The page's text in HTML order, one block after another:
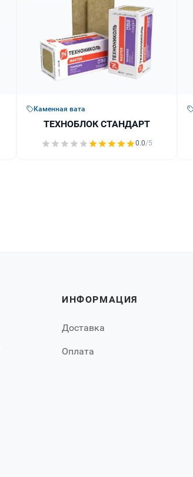
Каменная вата
ТЕХНОБЛОК СТАНДАРТ
0.0/5
ИНФОРМАЦИЯ
Доставка
Оплата